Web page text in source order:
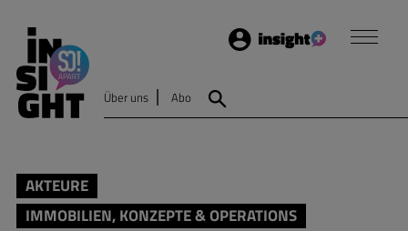
Login
Über uns Abo
AKTEURE
IMMOBILIEN, KONZEPTE & OPERATIONS